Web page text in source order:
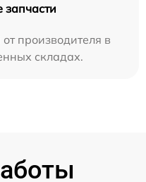
производителя в
складах.